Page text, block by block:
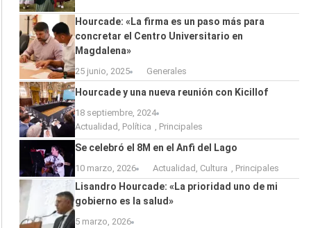
Hourcade: «La firma es un paso más para
concretar el Centro Universitario en
Magdalena»
25 junio, 2025 Generales
Hourcade y una nueva reunión con Kicillof
18 septiembre, 2024
Actualidad , Política , Principales
Se celebró el 8M en el Anfi del Lago
10 marzo, 2026 Actualidad , Cultura , Principales
Lisandro Hourcade: «La prioridad uno de mi
gobierno es la salud»
5 marzo, 2026